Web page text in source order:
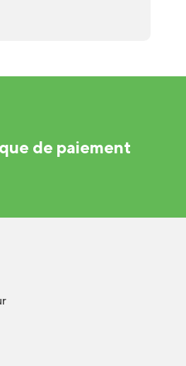
de paiement